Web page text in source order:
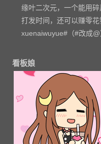
缘叶二次元，一个能用
打发时间，还可以赚零花
xuenaiwuyue#（#改成
看板娘